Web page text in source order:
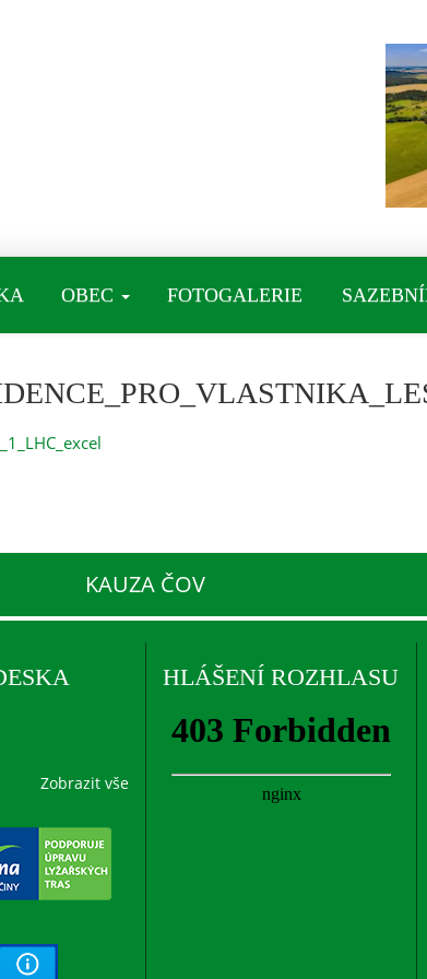
OBEC FOTOGALERIE
KAUZA ČOV
Zobrazit vše
HLÁŠENÍ ROZHLASU